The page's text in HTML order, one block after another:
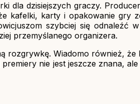
dla dzisiejszych graczy.
kafelki, karty i opakowanie gry
szybciej się odnaleźć
przemyślanego organizera.
rozgrywkę. Wiadomo również,
nie jest jeszcze znana,